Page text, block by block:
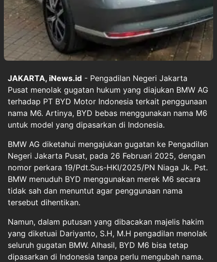
JAKARTA, iNews.id - Pengadilan Negeri Jakarta
Pusat menolak gugatan hukum yang diajukan BMW AG
terhadap PT BYD Motor Indonesia terkait penggunaan
nama M6. Artinya, BYD bebas menggunakan nama M6
untuk model yang dipasarkan di Indonesia.
BMW AG diketahui mengajukan gugatan ke Pengadilan
Negeri Jakarta Pusat, pada 26 Februari 2025, dengan
nomor perkara 19/Pdt.Sus-HKI/2025/PN Niaga Jk. Pst.
BMW menuduh BYD menggunakan merek M6 secara
tidak sah dan menuntut agar penggunaan nama
tersebut dihentikan.
Namun, dalam putusan yang dibacakan majelis hakim
yang diketuai Dariyanto, S.H, M.H pengadilan menolak
seluruh gugatan BMW. Alhasil, BYD M6 bisa tetap
dipasarkan di Indonesia tanpa perlu mengubah nama.